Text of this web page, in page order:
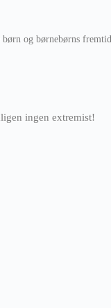
og børnebørns fremtid.
ingen extremist!